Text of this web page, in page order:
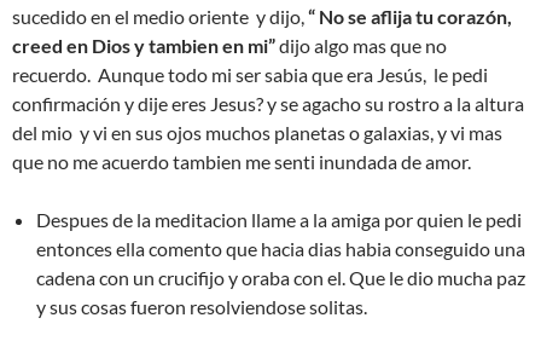
sucedido en el medio oriente y dijo, “ No se aflija tu corazón,
creed en Dios y tambien en mi”dijo algo mas que no
recuerdo. Aunque todo mi ser sabia que era Jesús, le pedi
confirmación y dije eres Jesus? y se agacho su rostro a la altura
del mio y vi en sus ojos muchos planetas o galaxias, y vi mas
que no me acuerdo tambien me senti inundada de amor.
Despues de la meditacion llame a la amiga por quien le pedi
entonces ella comento que hacia dias habia conseguido una
cadena con un crucifijo y oraba con el. Que le dio mucha paz
y sus cosas fueron resolviendose solitas.